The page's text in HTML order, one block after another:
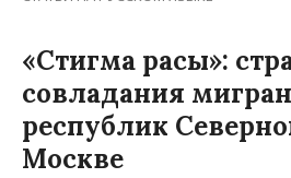
«Стигма расы»:
совладания
республик
Москве